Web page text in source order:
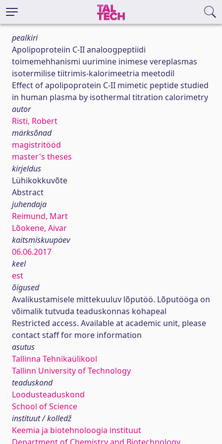
pealkiri
Apolipoproteiin C-II analoogpeptiidi
toimemehhanismi uurimine inimese vereplasmas
isotermilise tiitrimis-kalorimeetria meetodil
Effect of apolipoprotein C-II mimetic peptide studied
in human plasma by isothermal titration calorimetry
autor
Risti, Robert
märksõnad
magistritööd
master's theses
kirjeldus
Lühikokkuvõte
Abstract
juhendaja
Reimund, Mart
Lõokene, Aivar
kaitsmiskuupäev
06.06.2017
keel
est
õigused
Avalikustamisele mittekuuluv lõputöö. Lõputööga on
võimalik tutvuda teaduskonnas kohapeal
Restricted access. Available at academic unit, please
contact staff for more information
asutus
Tallinna Tehnikaülikool
Tallinn University of Technology
teaduskond
Loodusteaduskond
School of Science
instituut / kolledž
Keemia ja biotehnoloogia instituut